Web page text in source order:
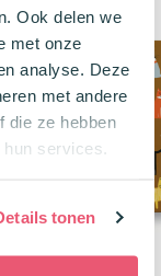
Ook delen we
met onze
analyse. Deze
met andere
die ze hebben
services.
tonen